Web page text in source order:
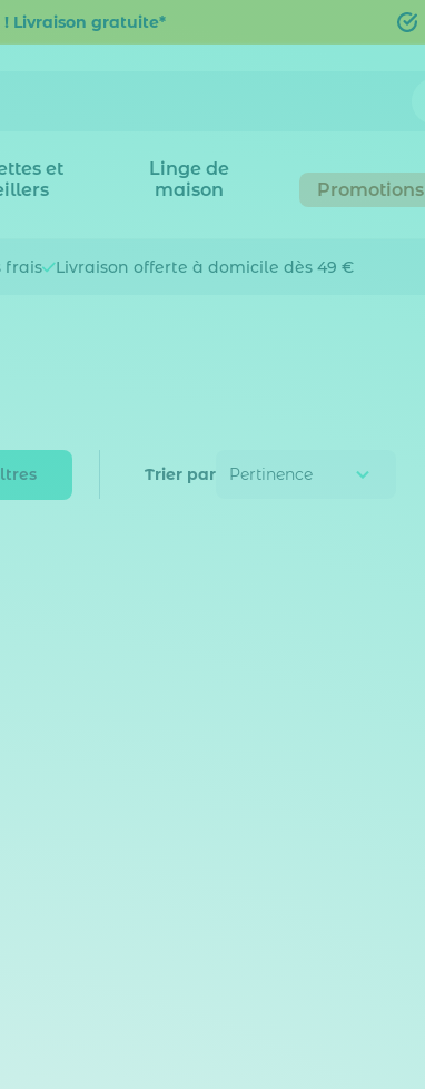
Livraison gratuite*
et
Linge de
maison
Promotions
frais Livraison offerte à domicile dès 49 €
Trier par